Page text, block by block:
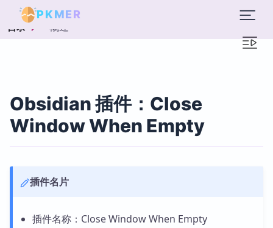
PKMER
目录 概述
Obsidian 插件：Close
Window When Empty
插件名片
插件名称：Close Window When Empty